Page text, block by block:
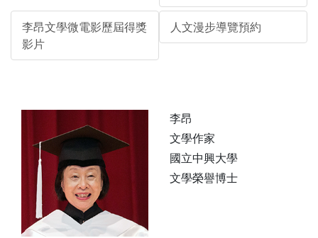
李昂文學微電影歷屆得獎
影片
人文漫步導覽預約
李昂
文學作家
國立中興大學
文學榮譽博士